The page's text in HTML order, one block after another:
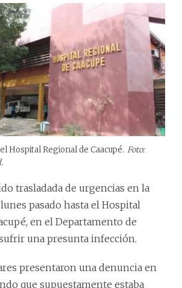
Hospital Regional de Caacupé. Foto:
trasladada de urgencias en la
pasado hasta el Hospital
en el Departamento de
una presunta infección.
presentaron una denuncia en
que supuestamente estaba